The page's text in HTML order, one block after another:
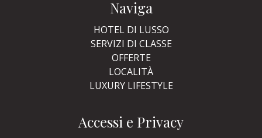
Naviga
HOTEL DI LUSSO
SERVIZI DI CLASSE
OFFERTE
LOCALITÀ
LUXURY LIFESTYLE
Accessi e Privacy